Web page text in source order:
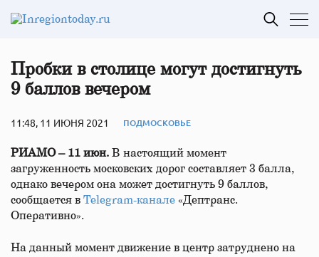
Пробки в столице могут достигнуть
9 баллов вечером
11:48, 11 ИЮНЯ 2021 ПОДМОСКОВЬЕ
РИАМО – 11 июн. В настоящий момент
загруженность московских дорог составляет 3 балла,
однако вечером она может достигнуть 9 баллов,
сообщается в Telegram-канале «Дептранс.
Оперативно».
На данный момент движение в центр затруднено на